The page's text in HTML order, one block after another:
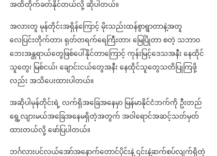
အထိတိုက်ခတ်နိုင်တယ်လို့ ဆိုပါတယ်။
အလားတူ မုန်တိုင်းအရှိန်ကြောင့် မိုးသည်းထန်စွာရွာတာနဲ့အတူ
လေပြင်းတိုက်တာ၊ ရုတ်တရက်ရေကြီးတာ၊ မြေပြိုတာ စတဲ့ သဘာဝ
ဘေးအန္တရာယ်တွေဖြစ်ပေါ်နိုင်တာကြောင့် ကုန်းမြင့်ဒေသအနီး နေထိုင်
သူတွေ၊ မြစ်ငယ်၊ ချောင်းငယ်တွေအနီး နေထိုင်သူတွေသတိပြုကြဖို့
လည်း အသိပေးထားပါတယ်။
အဆိုပါမုန်တိုင်းရဲ့ လက်ရှိအခြေအနေမှာ မြန်မာနိုင်ငံဘက်ကို ဦးတည်
ရွေ့လျားမယ်အခြေအနေမရှိတဲ့အတွက် အဝါရောင်အဆင့်သတ်မှတ်
ထားတယ်လို့ ဖော်ပြပါတယ်။
ဘင်္ဂလားပင်လယ်အော်အနောက်တောင်ပိုင်းနဲ့ ၎င်းနဲ့ဆက်စပ်လျက်ရှိတဲ့